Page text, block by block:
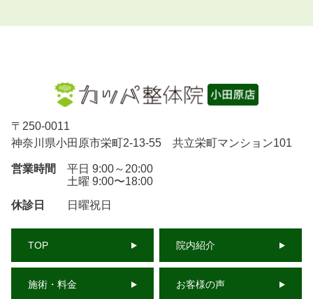
〒 250-0011
神奈川県小田原市栄町2-13-55 共立栄町マンション101
営業時間
平日 9:00～20:00
土曜 9:00〜18:00
休診日
日曜祝日
TOP 院内紹介
施術・料金 お客様の声